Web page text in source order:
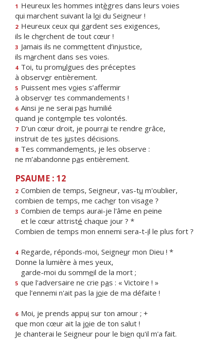
1 Heureux les hommes intègres dans leurs voies
qui marchent suivant la loi du Seigneur !
2 Heureux ceux qui gardent ses exigences,
ils le cherchent de tout cœur !
3 Jamais ils ne commettent d’injustice,
ils marchent dans ses voies.
4 Toi, tu promulgues des préceptes
à observer entièrement.
5 Puissent mes voies s’affermir
à observer tes commandements !
6 Ainsi je ne serai pas humilié
quand je contemple tes volontés.
7 D’un cœur droit, je pourrai te rendre grâce,
instruit de tes justes décisions.
8 Tes commandements, je les observe :
ne m’abandonne pas entièrement.
PSAUME : 12
2 Combien de temps, Seigneur, vas-tu m'oublier,
combien de temps, me cacher ton visage ?
3 Combien de temps aurai-je l'âme en peine
et le cœur attristé chaque jour ? *
Combien de temps mon ennemi sera-t-il le plus fort ?
4 Regarde, réponds-moi, Seigneur mon Dieu ! *
Donne la lumière à mes yeux,
garde-moi du sommeil de la mort ;
5 que l'adversaire ne crie pas : « Victoire ! »
que l'ennemi n'ait pas la joie de ma défaite !
6 Moi, je prends appui sur ton amour ; +
que mon cœur ait la joie de ton salut !
Je chanterai le Seigneur pour le bien qu'il m'a fait.